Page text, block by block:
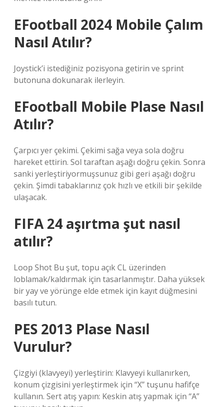
EFootball 2024 Mobile Çalım
Nasıl Atılır?
Joystick’i istediğiniz pozisyona getirin ve sprint
butonuna dokunarak ilerleyin.
EFootball Mobile Plase Nasıl
Atılır?
Çarpıcı yer çekimi. Çekimi sağa veya sola doğru
hareket ettirin. Sol taraftan aşağı doğru çekin. Sonra
sanki yerleştiriyormuşsunuz gibi geri aşağı doğru
çekin. Şimdi tabaklarınız çok hızlı ve etkili bir şekilde
ulaşacak.
FIFA 24 aşırtma şut nasıl
atılır?
Loop Shot Bu şut, topu açık CL üzerinden
loblamak/kaldırmak için tasarlanmıştır. Daha yüksek
bir yay ve yörünge elde etmek için kayıt düğmesini
basılı tutun.
PES 2013 Plase Nasıl
Vurulur?
Çizgiyi (klavyeyi) yerleştirin: Klavyeyi kullanırken,
konum çizgisini yerleştirmek için “X” tuşunu hafifçe
kullanın. Sert atış yapın: Keskin atış yapmak için “A”